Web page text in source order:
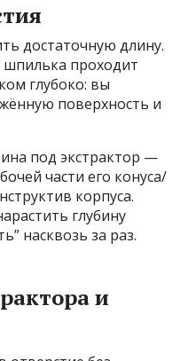
достаточную длину.
шпилька проходит
глубоко: вы
поверхность и
под экстрактор —
части его конуса/
корпуса.
глубину
насквозь за раз.
и